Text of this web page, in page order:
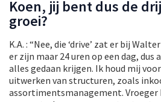
Koen, jij bent dus de
groei?
K.A. : “Nee, die ‘drive’ zat er bij
er zijn maar 24 uren op een dag,
alles gedaan krijgen. Ik houd mij
uitwerken van structuren, zoals
assortimentsmanagement. Vroeger